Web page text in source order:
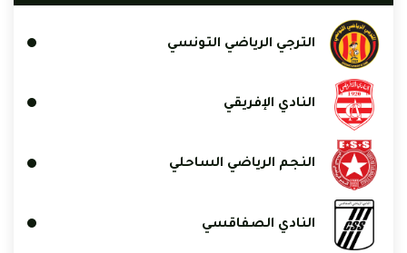
الترجي الرياضي التونسي
النادي الإفريقي
النجم الرياضي الساحلي
النادي الصفاقسي